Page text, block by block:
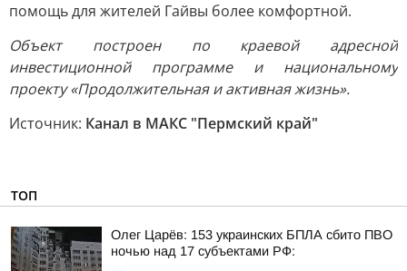
помощь для жителей Гайвы более комфортной.
Объект построен по краевой адресной
инвестиционной программе и национальному
проекту «Продолжительная и активная жизнь».
Источник: Канал в МАКС "Пермский край"
ТОП
Олег Царёв: 153 украинских БПЛА сбито ПВО
ночью над 17 субъектами РФ: